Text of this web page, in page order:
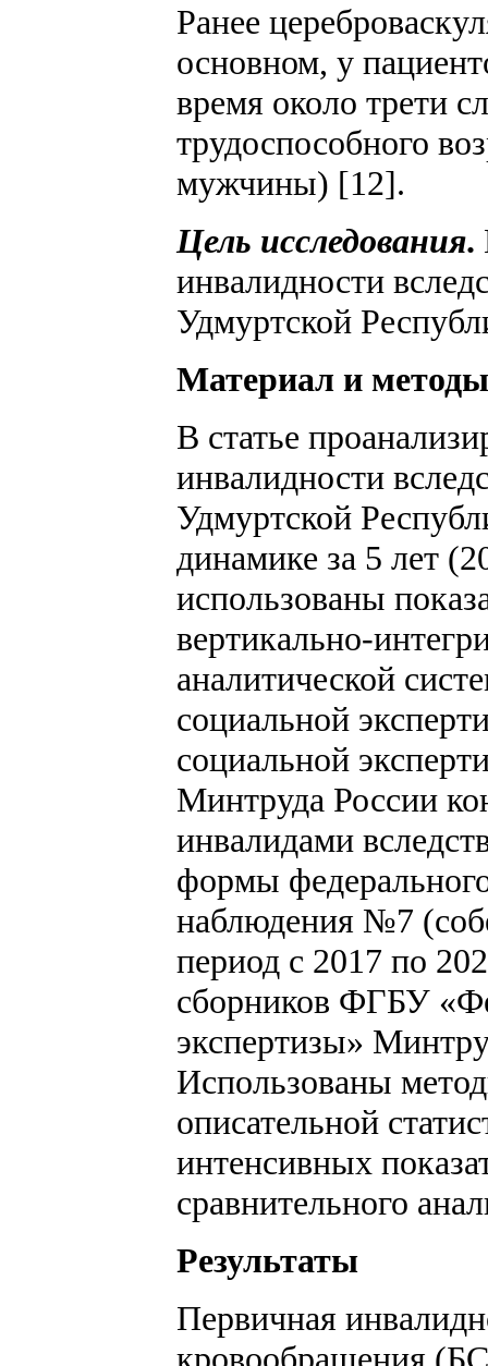
Ранее
основном, у
время около трети
трудоспособного
мужчины) [12].
Цель исследования.
инвалидности
Удмуртской
Материал и методы
В статье
инвалидности
Удмуртской
динамике за 5 лет
использованы
вертикально-
аналитической
социальной
социальной
Минтруда России
инвалидами
формы федерального
наблюдения №7
период с 2017 по
сборников ФГБУ
экспертизы»
Использованы
описательной
интенсивных
сравнительного
Результаты
Первичная
кровообращения